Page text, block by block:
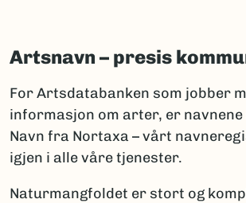
Artsnavn – presis
For Artsdatabanken som jobber
informasjon om arter, er navnene
Navn fra Nortaxa – vårt
igjen i alle våre tjenester.
Naturmangfoldet er stort og